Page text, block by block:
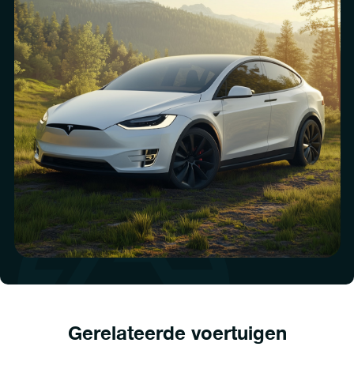
Gerelateerde voertuigen